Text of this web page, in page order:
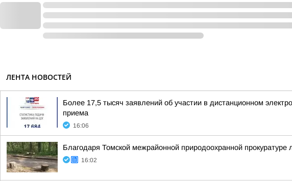
ЛЕНТА НОВОСТЕЙ
Более 17,5 тысяч заявлений об участии в дистанционном
приема
16:06
Благодаря Томской межрайонной природоохранной
16:02